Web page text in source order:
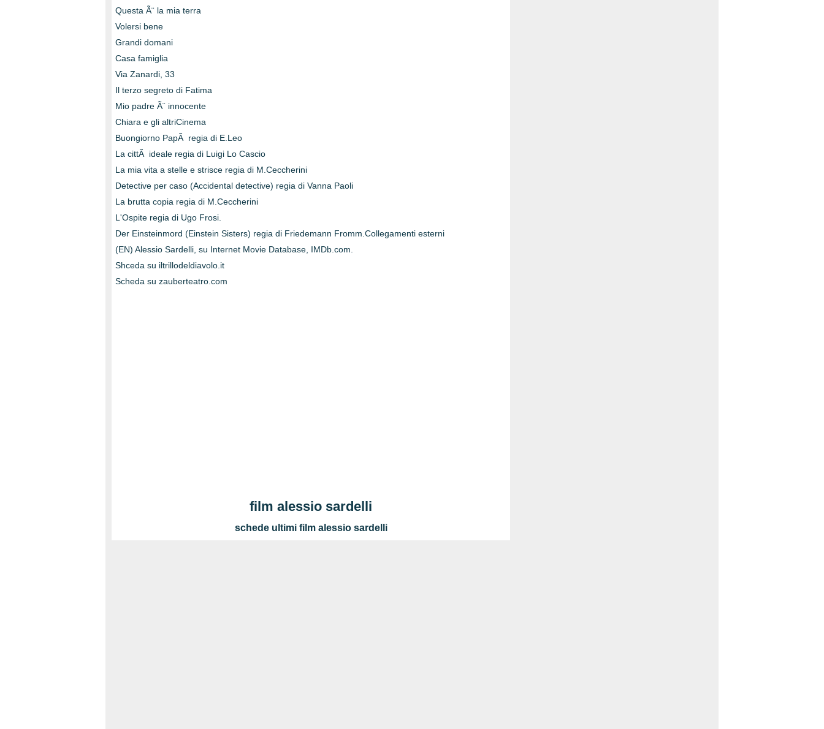
Questa Ã¨ la mia terra
Volersi bene
Grandi domani
Casa famiglia
Via Zanardi, 33
Il terzo segreto di Fatima
Mio padre Ã¨ innocente
Chiara e gli altriCinema
Buongiorno PapÃ regia di E.Leo
La cittÃ ideale regia di Luigi Lo Cascio
La mia vita a stelle e strisce regia di M.Ceccherini
Detective per caso (Accidental detective) regia di Vanna Paoli
La brutta copia regia di M.Ceccherini
L'Ospite regia di Ugo Frosi.
Der Einsteinmord (Einstein Sisters) regia di Friedemann Fromm.Collegamenti esterni
(EN) Alessio Sardelli, su Internet Movie Database, IMDb.com.
Shceda su iltrillodeldiavolo.it
Scheda su zauberteatro.com
film alessio sardelli
schede ultimi film alessio sardelli